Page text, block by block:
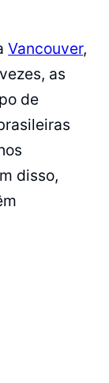
Vancouver,
as
de
disso,